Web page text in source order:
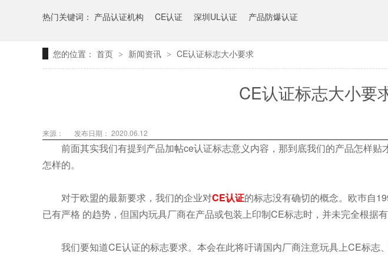
热门关键词： 产品认证机构 CE认证 深圳UL认证 产品防爆认证
您的位置： 首页 > 新闻资讯 > CE认证标志大小要求
CE认证标志大小要
来源： 发布日期： 2020.06.12
前面其实我们有提到产品加帖ce认证标志意义内容，那到底我们的产品怎样贴
怎样的。
对于欧盟的最新要求，我们的企业对CE认证的标志没有确切的概念。欧巿自
已有严格 的趋势，但国内玩具厂商在产品或包装上印制CE标志时，并未完全根据有
我们要知道CE认证的标志要求。本会在此将吁请国内厂商注意玩具上CE标志